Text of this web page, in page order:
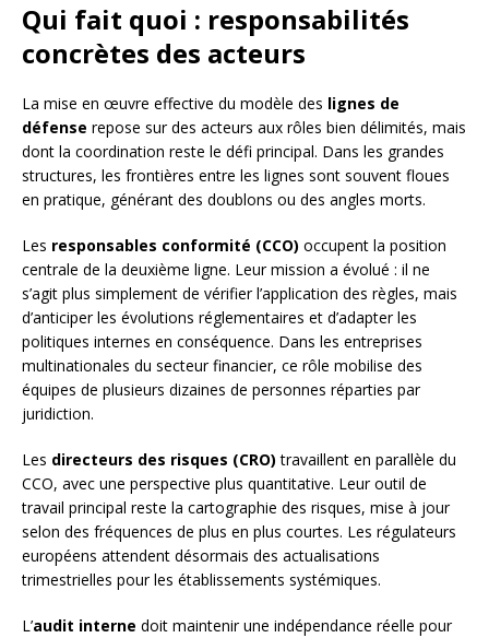
Qui fait quoi : responsabilités
concrètes des acteurs
La mise en œuvre effective du modèle des lignes de
défense repose sur des acteurs aux rôles bien délimités, mais
dont la coordination reste le défi principal. Dans les grandes
structures, les frontières entre les lignes sont souvent floues
en pratique, générant des doublons ou des angles morts.
Les responsables conformité (CCO) occupent la position
centrale de la deuxième ligne. Leur mission a évolué : il ne
s’agit plus simplement de vérifier l’application des règles, mais
d’anticiper les évolutions réglementaires et d’adapter les
politiques internes en conséquence. Dans les entreprises
multinationales du secteur financier, ce rôle mobilise des
équipes de plusieurs dizaines de personnes réparties par
juridiction.
Les directeurs des risques (CRO) travaillent en parallèle du
CCO, avec une perspective plus quantitative. Leur outil de
travail principal reste la cartographie des risques, mise à jour
selon des fréquences de plus en plus courtes. Les régulateurs
européens attendent désormais des actualisations
trimestrielles pour les établissements systémiques.
L’audit interne doit maintenir une indépendance réelle pour